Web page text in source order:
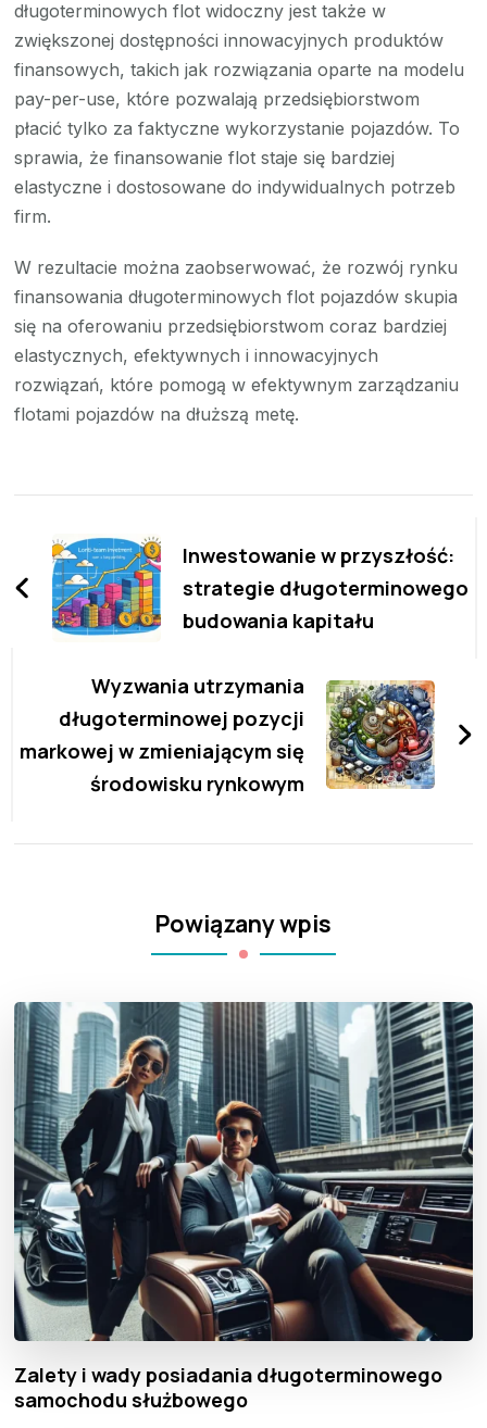
długoterminowych flot widoczny jest także w
zwiększonej dostępności innowacyjnych produktów
finansowych, takich jak rozwiązania oparte na modelu
pay-per-use, które pozwalają przedsiębiorstwom
płacić tylko za faktyczne wykorzystanie pojazdów. To
sprawia, że finansowanie flot staje się bardziej
elastyczne i dostosowane do indywidualnych potrzeb
firm.
W rezultacie można zaobserwować, że rozwój rynku
finansowania długoterminowych flot pojazdów skupia
się na oferowaniu przedsiębiorstwom coraz bardziej
elastycznych, efektywnych i innowacyjnych
rozwiązań, które pomogą w efektywnym zarządzaniu
flotami pojazdów na dłuższą metę.
wpisy
Inwestowanie w przyszłość:
strategie długoterminowego
budowania kapitału
Wyzwania utrzymania
długoterminowej pozycji
markowej w zmieniającym się
środowisku rynkowym
Powiązany wpis
Zalety i wady posiadania długoterminowego
samochodu służbowego